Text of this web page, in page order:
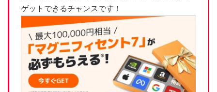
ゲットできるチャンスです！